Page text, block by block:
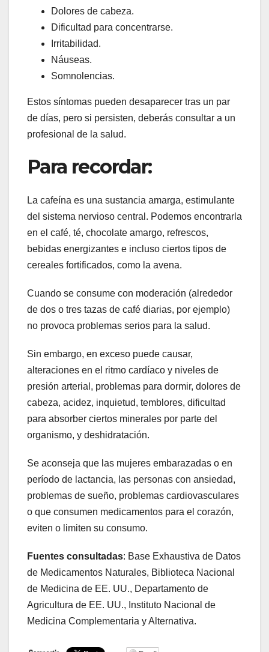
Dolores de cabeza.
Dificultad para concentrarse.
Irritabilidad.
Náuseas.
Somnolencias.
Estos síntomas pueden desaparecer tras un par
de días, pero si persisten, deberás consultar a un
profesional de la salud.
Para recordar:
La cafeína es una sustancia amarga, estimulante
del sistema nervioso central. Podemos encontrarla
en el café, té, chocolate amargo, refrescos,
bebidas energizantes e incluso ciertos tipos de
cereales fortificados, como la avena.
Cuando se consume con moderación (alrededor
de dos o tres tazas de café diarias, por ejemplo)
no provoca problemas serios para la salud.
Sin embargo, en exceso puede causar,
alteraciones en el ritmo cardíaco y niveles de
presión arterial, problemas para dormir, dolores de
cabeza, acidez, inquietud, temblores, dificultad
para absorber ciertos minerales por parte del
organismo, y deshidratación.
Se aconseja que las mujeres embarazadas o en
período de lactancia, las personas con ansiedad,
problemas de sueño, problemas cardiovasculares
o que consumen medicamentos para el corazón,
eviten o limiten su consumo.
Fuentes consultadas: Base Exhaustiva de Datos
de Medicamentos Naturales, Biblioteca Nacional
de Medicina de EE. UU., Departamento de
Agricultura de EE. UU., Instituto Nacional de
Medicina Complementaria y Alternativa.